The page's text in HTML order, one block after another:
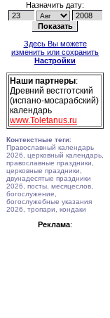
Назначить дату:
Здесь Вы можете
изменить или сохранить
Настройки
Наши партнеры:
Древний вестготский
(испано-мосарабский)
календарь
www.Toletanus.ru
Контекстные теги:
Православный календарь
2026, церковный календарь,
православные праздники,
церковные праздники,
двунадесятые праздники
2026, посты, месяцеслов,
богослужение,
богослужебные указания
2026, тропари, кондаки
Реклама: